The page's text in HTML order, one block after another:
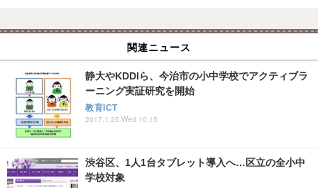
関連ニュース
静大やKDDIら、今治市の小中学校でアクティブラ
ーニング実証研究を開始
教育ICT
2017.1.25 Wed 10:15
渋谷区、1人1台タブレット導入へ…区立の全小中
学校対象